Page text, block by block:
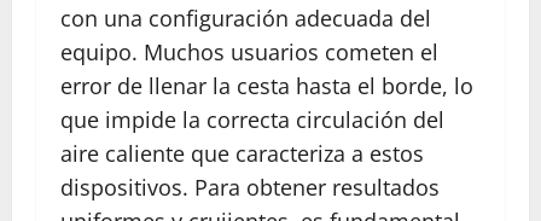
con una configuración adecuada del
equipo. Muchos usuarios cometen el
error de llenar la cesta hasta el borde, lo
que impide la correcta circulación del
aire caliente que caracteriza a estos
dispositivos. Para obtener resultados